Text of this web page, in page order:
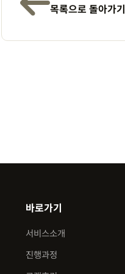
목록으로 돌아가기
바로가기
서비스소개
진행과정